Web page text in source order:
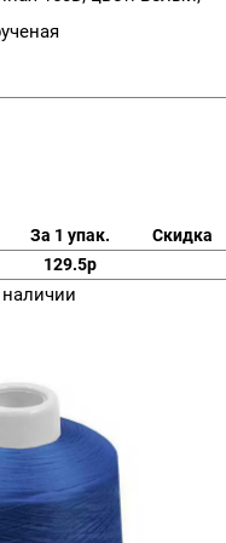
За 1 упак.
Скидка
129.5р